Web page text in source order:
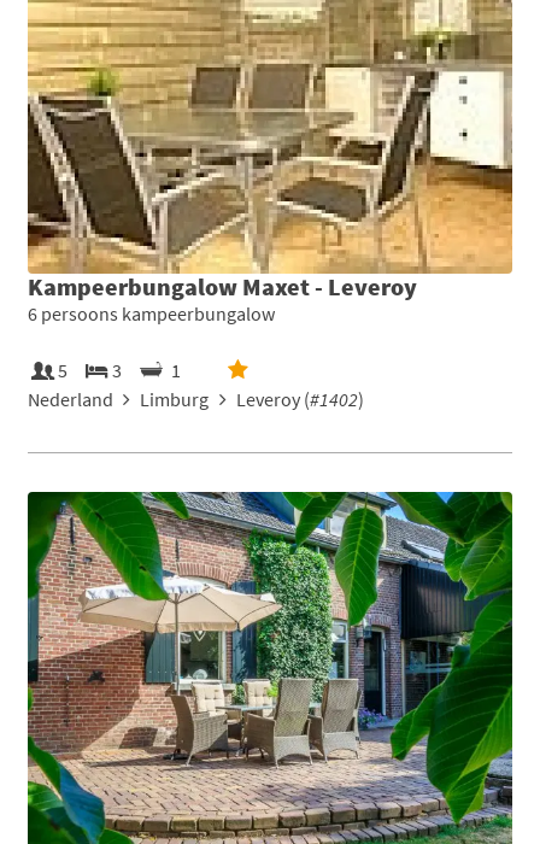
Kampeerbungalow Maxet - Leveroy
6 persoons kampeerbungalow
5 3
1
Nederland
Limburg Leveroy (#1402)